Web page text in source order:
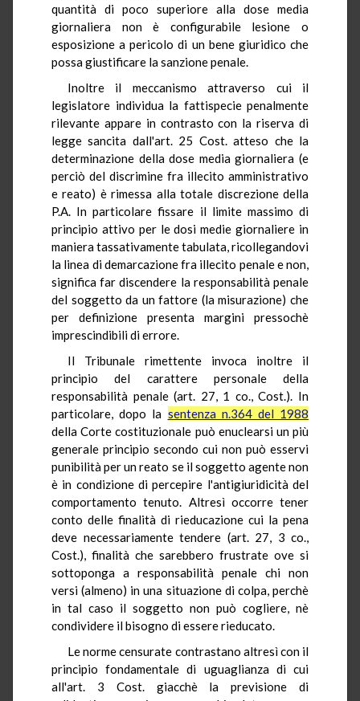
quantità di poco superiore alla dose media
giornaliera non è configurabile lesione o
esposizione a pericolo di un bene giuridico che
possa giustificare la sanzione penale.
Inoltre il meccanismo attraverso cui il
legislatore individua la fattispecie penalmente
rilevante appare in contrasto con la riserva di
legge sancita dall'art. 25 Cost. atteso che la
determinazione della dose media giornaliera (e
perciò del discrimine fra illecito amministrativo
e reato) è rimessa alla totale discrezione della
P.A. In particolare fissare il limite massimo di
principio attivo per le dosi medie giornaliere in
maniera tassativamente tabulata, ricollegandovi
la linea di demarcazione fra illecito penale e non,
significa far discendere la responsabilità penale
del soggetto da un fattore (la misurazione) che
per definizione presenta margini pressochè
imprescindibili di errore.
Il Tribunale rimettente invoca inoltre il
principio del carattere personale della
responsabilità penale (art. 27, 1 co., Cost.). In
particolare, dopo la sentenza n.364 del 1988
della Corte costituzionale può enuclearsi un più
generale principio secondo cui non può esservi
punibilità per un reato se il soggetto agente non
è in condizione di percepire l'antigiuridicità del
comportamento tenuto. Altresì occorre tener
conto delle finalità di rieducazione cui la pena
deve necessariamente tendere (art. 27, 3 co.,
Cost.), finalità che sarebbero frustrate ove si
sottoponga a responsabilità penale chi non
versi (almeno) in una situazione di colpa, perchè
in tal caso il soggetto non può cogliere, nè
condividere il bisogno di essere rieducato.
Le norme censurate contrastano altresì con il
principio fondamentale di uguaglianza di cui
all'art. 3 Cost. giacchè la previsione di